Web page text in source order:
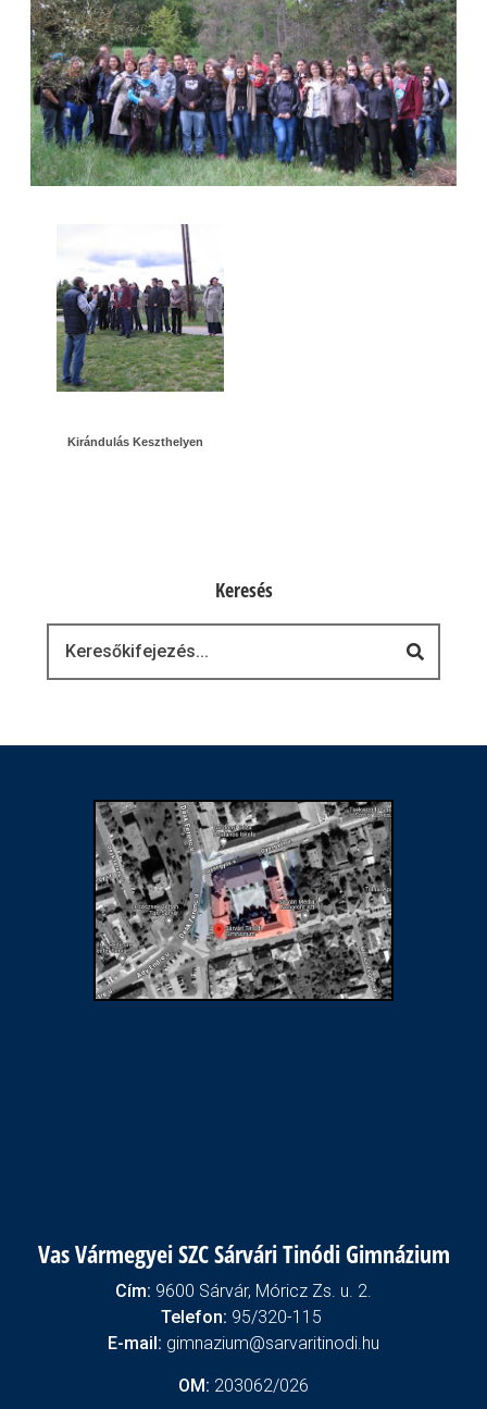
Kirándulás Keszthelyen
Keresés
Vas Vármegyei SZC Sárvári Tinódi Gimnázium
Cím: 9600 Sárvár, Móricz Zs. u. 2.
Telefon: 95/320-115
E-mail: gimnazium@sarvaritinodi.hu
OM: 203062/026